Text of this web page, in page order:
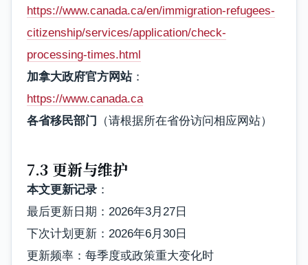
https://www.canada.ca/en/immigration-refugees-
citizenship/services/application/check-
processing-times.html
加拿大政府官方网站：
https://www.canada.ca
各省移民部门
（请根据所在省份访问相应网站）
7.3 更新与维护
本文更新记录 ：
最后更新日期：2026年3月27日
下次计划更新：2026年6月30日
更新频率：每季度或政策重大变化时